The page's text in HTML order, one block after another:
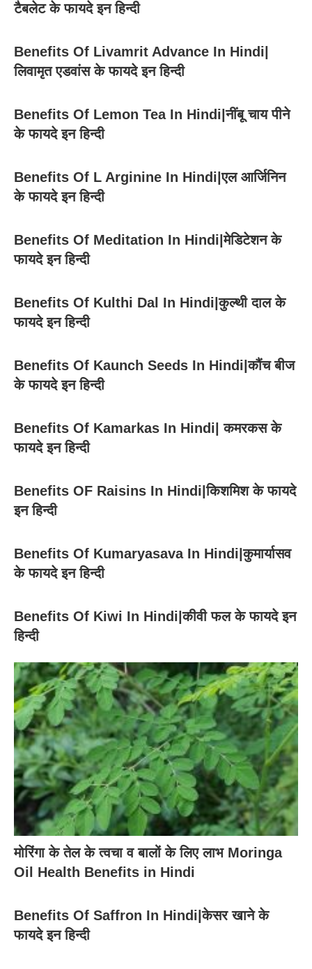
टैबलेट के फायदे इन हिन्दी
Benefits Of Livamrit Advance In Hindi|
लिवामृत एडवांस के फायदे इन हिन्दी
Benefits Of Lemon Tea In Hindi|नींबू चाय पीने
के फायदे इन हिन्दी
Benefits Of L Arginine In Hindi|एल आर्जिनिन
के फायदे इन हिन्दी
Benefits Of Meditation In Hindi|मेडिटेशन के
फायदे इन हिन्दी
Benefits Of Kulthi Dal In Hindi|कुल्थी दाल के
फायदे इन हिन्दी
Benefits Of Kaunch Seeds In Hindi|कौंच बीज
के फायदे इन हिन्दी
Benefits Of Kamarkas In Hindi| कमरकस के
फायदे इन हिन्दी
Benefits OF Raisins In Hindi|किशमिश के फायदे
इन हिन्दी
Benefits Of Kumaryasava In Hindi|कुमार्यासव
के फायदे इन हिन्दी
Benefits Of Kiwi In Hindi|कीवी फल के फायदे इन
हिन्दी
मोरिंगा के तेल के त्वचा व बालों के लिए लाभ Moringa
Oil Health Benefits in Hindi
Benefits Of Saffron In Hindi|केसर खाने के
फायदे इन हिन्दी